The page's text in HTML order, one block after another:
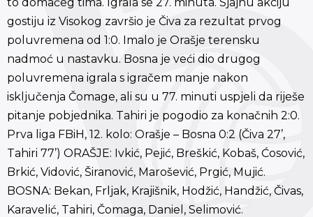
gostiju iz Visokog završio je Čiva za rezultat prvog
poluvremena od 1:0. Imalo je Orašje terensku
nadmoć u nastavku. Bosna je veći dio drugog
poluvremena igrala s igračem manje nakon
isključenja Čomage, ali su u 77. minuti uspjeli da riješe
pitanje pobjednika. Tahiri je pogodio za konačnih 2:0.
Prva liga FBiH, 12. kolo: Orašje – Bosna 0:2 (Čiva 27’,
Tahiri 77’) ORAŠJE: Ivkić, Pejić, Breškić, Kobaš, Ćosović,
Brkić, Vidović, Širanović, Marošević, Prgić, Mujić.
BOSNA: Bekan, Frljak, Krajišnik, Hodžić, Handžić, Čivas,
Karavelić, Tahiri, Čomaga, Daniel, Selimović.